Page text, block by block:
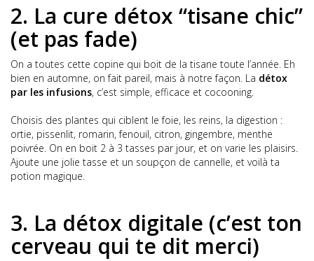
2. La cure détox “tisane chic”
(et pas fade)
On a toutes cette copine qui boit de la tisane toute l’année. Eh
bien en automne, on fait pareil, mais à notre façon. La détox
par les infusions, c’est simple, efficace et cocooning.
Choisis des plantes qui ciblent le foie, les reins, la digestion :
ortie, pissenlit, romarin, fenouil, citron, gingembre, menthe
poivrée. On en boit 2 à 3 tasses par jour, et on varie les plaisirs.
Ajoute une jolie tasse et un soupçon de cannelle, et voilà ta
potion magique.
3. La détox digitale (c’est ton
cerveau qui te dit merci)